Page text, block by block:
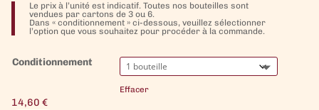
Le prix à l’unité est indicatif. Toutes nos bouteilles sont
vendues par cartons de 3 ou 6.
Dans « conditionnement » ci-dessous, veuillez sélectionner
l’option que vous souhaitez pour procéder à la commande.
Conditionnement
Effacer
14,60 €